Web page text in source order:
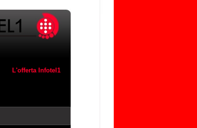
L'offerta Infotel1